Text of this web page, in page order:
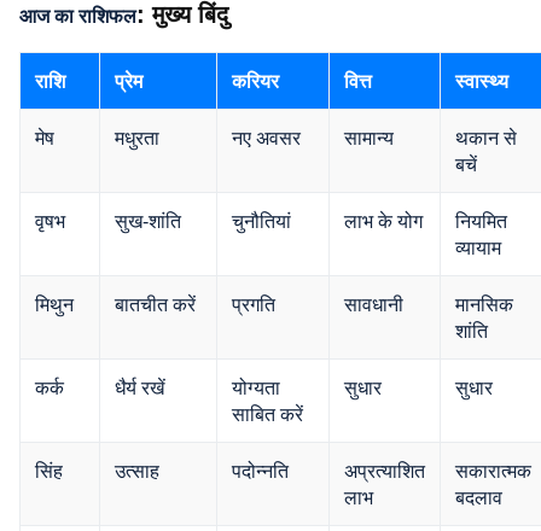
आज का राशिफल: मुख्य बिंदु
राशि प्रेम करियर वित्त स्वास्थ्य
मेष मधुरता नए अवसर सामान्य
थकान से
बचें
वृषभ सुख-शांति चुनौतियां लाभ के योग
नियमित
व्यायाम
मिथुन बातचीत करें प्रगति सावधानी
मानसिक
शांति
कर्क धैर्य रखें
योग्यता
साबित करें
सुधार सुधार
सिंह उत्साह पदोन्नति
अप्रत्याशित
लाभ
सकारात्मक
बदलाव